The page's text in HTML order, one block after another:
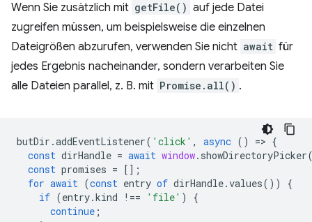
Wenn Sie zusätzlich mit getFile() auf jede Datei
zugreifen müssen, um beispielsweise die einzelnen
Dateigrößen abzurufen, verwenden Sie nicht await für
jedes Ergebnis nacheinander, sondern verarbeiten Sie
alle Dateien parallel, z. B. mit Promise.all() .
butDir .addEventListener( 'click' , async () => {
const dirHandle = await window. showDirectoryPicker
const promises = [];
for await (const entry of dirHandle.values())
{
if (entry.kind !== 'file' )
{
continue ;